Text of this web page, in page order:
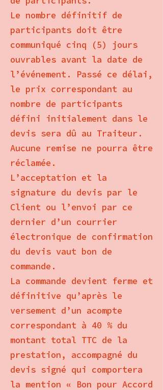
Le nombre définitif de
participants doit être
communiqué cinq (5) jours
ouvrables avant la date de
l’événement. Passé ce délai,
le prix correspondant au
nombre de participants
défini initialement dans le
devis sera dû au Traiteur.
Aucune remise ne pourra être
réclamée.
L’acceptation et la
signature du devis par le
Client ou l’envoi par ce
dernier d’un courrier
électronique de confirmation
du devis vaut bon de
commande.
La commande devient ferme et
définitive qu’après le
versement d’un acompte
correspondant à 40 % du
montant total TTC de la
prestation, accompagné du
devis signé qui comportera
la mention « Bon pour Accord